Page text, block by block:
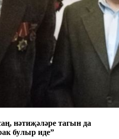
нәтиҗәләре тагын да
булыр иде”